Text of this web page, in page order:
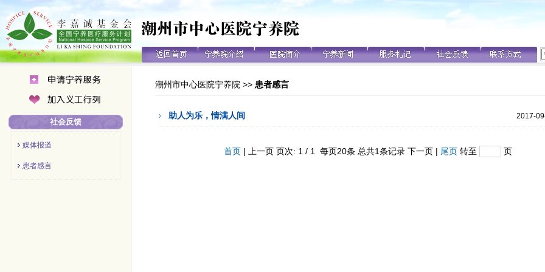
社会反馈
媒体报道
患者感言
潮州市中心医院宁养院 >> 患者感言
助人为乐，情满人间 2017-
首页 | 上一页 页次: 1 / 1 每页20条 总共1条记录 下一页 | 尾页 转至 页